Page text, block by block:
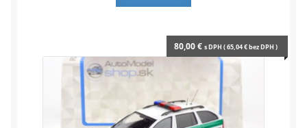
80,00€ s DPH (65,04€bez DPH )